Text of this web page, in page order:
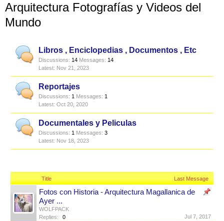
Arquitectura Fotografías y Videos del
Mundo
Libros , Enciclopedias , Documentos , Etc
Discussions: 14 Messages: 14
Nov 21, 2023
Reportajes
Discussions: 1 Messages: 1
Oct 20, 2020
Documentales y Peliculas
Discussions: 1 Messages: 3
Nov 18, 2023
Title Last Message
Fotos con Historia - Arquitectura Magallanica de
Ayer ...
WOLFPACK
Replies:
0 Jul 7, 2017